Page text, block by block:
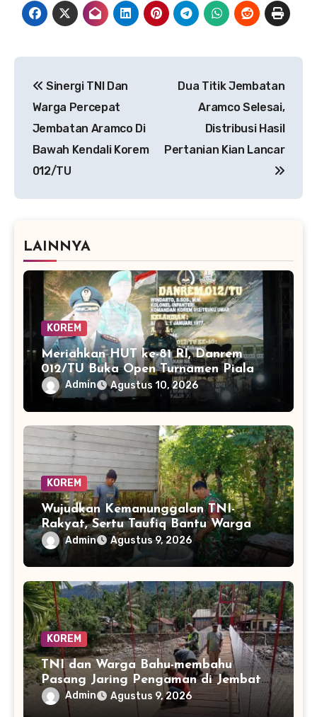
pos
Sinergi TNI Dan
Warga Percepat
Jembatan Aramco Di
Bawah Kendali Korem
012/TU
Dua Titik Jembatan
Aramco Selesai,
Distribusi Hasil
Pertanian Kian Lancar
LAINNYA
KOREM
Meriahkan HUT ke-81 RI, Danrem
012/TU Buka Open Turnamen Piala
Danrem 012/TU
Admin Agustus 10, 2026
KOREM
Wujudkan Kemanunggalan TNI-
Rakyat, Sertu Taufiq Bantu Warga
Bangun Sarana Air Bersih
Admin Agustus 9, 2026
KOREM
TNI dan Warga Bahu-membahu
Pasang Jaring Pengaman di Jembatan
Perintis Betung Ateuh Benggalang,
Segera Siap Digunakan
Admin Agustus 9, 2026